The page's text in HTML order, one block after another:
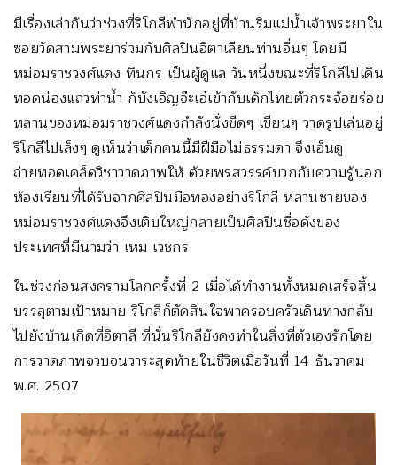
มีเรื่องเล่ากันว่าช่วงที่ริโกลีพำนักอยู่ที่บ้านริมแม่น้ำเจ้าพระยาใน
ซอยวัดสามพระยาร่วมกับศิลปินอิตาเลียนท่านอื่นๆ โดยมี
หม่อมราชวงศ์แดง ทินกร เป็นผู้ดูแล วันหนึ่งขณะที่ริโกลีไปเดิน
ทอดน่องแถวท่าน้ำ ก็บังเอิญจ๊ะเอ๋เข้ากับเด็กไทยตัวกระจ้อยร่อย
หลานของหม่อมราชวงศ์แดงกำลังนั่งขีดๆ เขียนๆ วาดรูปเล่นอยู่
ริโกลีไปเล็งๆ ดูเห็นว่าเด็กคนนี้มีฝีมือไม่ธรรมดา จึงเอ็นดู
ถ่ายทอดเคล็ดวิชาวาดภาพให้ ด้วยพรสวรรค์บวกกับความรู้นอก
ห้องเรียนที่ได้รับจากศิลปินมือทองอย่างริโกลี หลานชายของ
หม่อมราชวงศ์แดงจึงเติบใหญ่กลายเป็นศิลปินชื่อดังของ
ประเทศที่มีนามว่า เหม เวชกร
ในช่วงก่อนสงครามโลกครั้งที่ 2 เมื่อได้ทำงานทั้งหมดเสร็จสิ้น
บรรลุตามเป้าหมาย ริโกลีก็ตัดสินใจพาครอบครัวเดินทางกลับ
ไปยังบ้านเกิดที่อิตาลี ที่นั่นริโกลียังคงทำในสิ่งที่ตัวเองรักโดย
การวาดภาพจวบจนวาระสุดท้ายในชีวิตเมื่อวันที่ 14 ธันวาคม
พ.ศ. 2507